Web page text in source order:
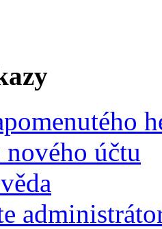
nového účtu